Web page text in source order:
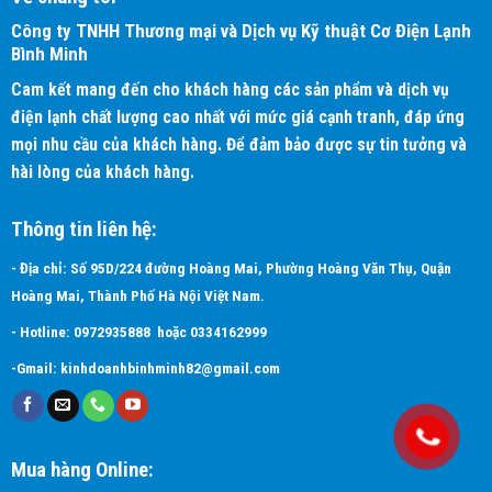
Tính năng chính của điều hòa (FCNQ30MV1
Điều hòa Daikinđáp ứng mọi nhu cầu khách hàng với dãy sản
phẩm đa dạng phong phú nhiều chủng loại (Dàn lạnh cassette âm
trần, dàn lạnh áp trần, dàn lạnh nối ống gió, dàn lạnh tủ đứng đặt
sàn) và nguồn điện (1 pha và 3 pha).
Công ty TNHH Thương mại và Dịch vụ Kỹ thuật Cơ Điện Lạnh
Bình Minh
Cam kết mang đến cho khách hàng các sản phẩm và dịch vụ
điện lạnh chất lượng cao nhất với mức giá cạnh tranh, đáp ứng
mọi nhu cầu của khách hàng. Để đảm bảo được sự tin tưởng và
hài lòng của khách hàng.
Thông tin liên hệ:
- Địa chỉ: Số 95D/224 đường Hoàng Mai, Phường Hoàng Văn Thụ, Quận
Hoàng Mai, Thành Phố Hà Nội Việt Nam.
- Hotline: 0972935888hoặc 0334162999
-Gmail: kinhdoanhbinhminh82@gmail.com
Mua hàng Online: